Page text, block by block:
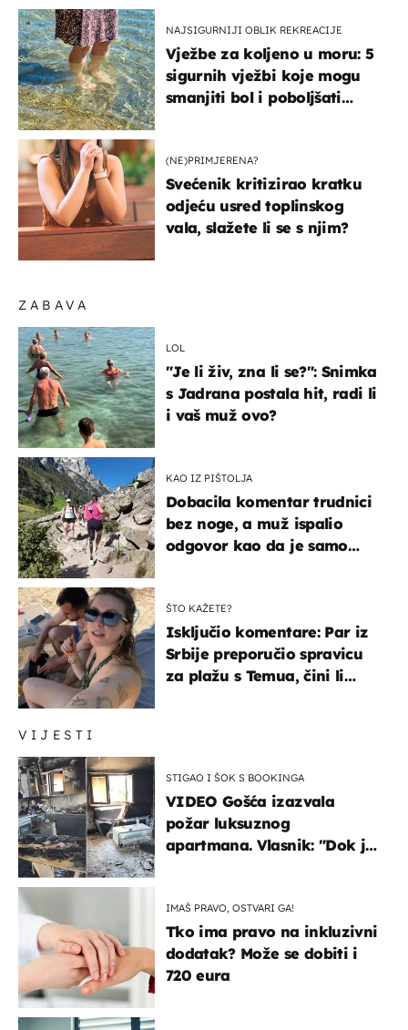
VIJESTI
STIGAO I ŠOK S BOOKINGA
VIDEO Gošća izazvala
požar luksuznog
apartmana. Vlasnik: "Dok je
IMAŠ PRAVO, OSTVARI GA!
Tko ima pravo na inkluzivni
dodatak? Može se dobiti i
720 eura
ZABAVA
LOL
"Je li živ, zna li se?": Snimka
s Jadrana postala hit, radi li
i vaš muž ovo?
KAO IZ PIŠTOLJA
Dobacila komentar trudnici
bez noge, a muž ispalio
odgovor kao da je samo
ŠTO KAŽETE?
Isključio komentare: Par iz
Srbije preporučio spravicu
za plažu s Temua, čini li
NAJSIGURNIJI OBLIK REKREACIJE
Vježbe za koljeno u moru: 5
sigurnih vježbi koje mogu
smanjiti bol i poboljšati
(NE)PRIMJERENA?
Svećenik kritizirao kratku
odjeću usred toplinskog
vala, slažete li se s njim?